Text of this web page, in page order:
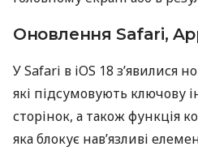
Оновлення Safari,
У Safari в iOS 18 з’явилися
які підсумовують ключову
сторінок, а також функція
яка блокує нав’язливі